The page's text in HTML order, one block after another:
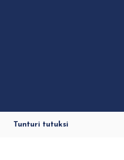
Tunturi tutuksi